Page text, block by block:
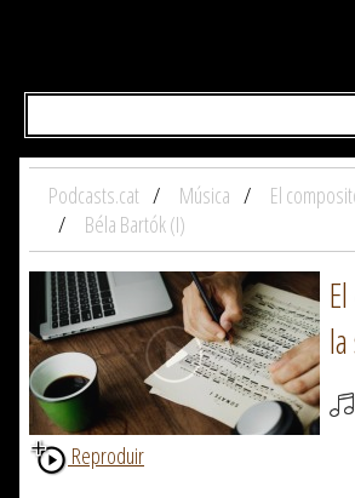
Podcasts.cat Música
El
Béla Bartók (I)
Reproduir